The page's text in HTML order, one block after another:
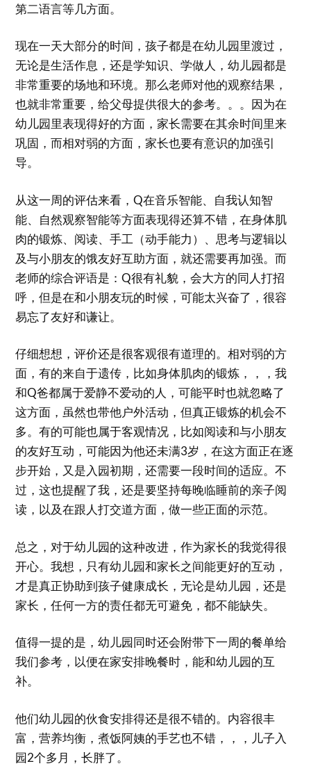
第二语言等几方面。
现在一天大部分的时间，孩子都是在幼儿园里渡过，
无论是生活作息，还是学知识、学做人，幼儿园都是
非常重要的场地和环境。那么老师对他的观察结果，
也就非常重要，给父母提供很大的参考。。。因为在
幼儿园里表现得好的方面，家长需要在其余时间里来
巩固，而相对弱的方面，家长也要有意识的加强引
导。
从这一周的评估来看，Q在音乐智能、自我认知智
能、自然观察智能等方面表现得还算不错，在身体肌
肉的锻炼、阅读、手工（动手能力）、思考与逻辑以
及与小朋友的饿友好互助方面，就还需要再加强。而
老师的综合评语是：Q很有礼貌，会大方的同人打招
呼，但是在和小朋友玩的时候，可能太兴奋了，很容
易忘了友好和谦让。
仔细想想，评价还是很客观很有道理的。相对弱的方
面，有的来自于遗传，比如身体肌肉的锻炼，，，我
和Q爸都属于爱静不爱动的人，可能平时也就忽略了
这方面，虽然也带他户外活动，但真正锻炼的机会不
多。有的可能也属于客观情况，比如阅读和与小朋友
的友好互动，可能因为他还未满3岁，在这方面正在逐
步开始，又是入园初期，还需要一段时间的适应。不
过，这也提醒了我，还是要坚持每晚临睡前的亲子阅
读，以及在跟人打交道方面，做一些正面的示范。
总之，对于幼儿园的这种改进，作为家长的我觉得很
开心。我想，只有幼儿园和家长之间能更好的互动，
才是真正协助到孩子健康成长，无论是幼儿园，还是
家长，任何一方的责任都无可避免，都不能缺失。
值得一提的是，幼儿园同时还会附带下一周的餐单给
我们参考，以便在家安排晚餐时，能和幼儿园的互
补。
他们幼儿园的伙食安排得还是很不错的。内容很丰
富，营养均衡，煮饭阿姨的手艺也不错，，，儿子入
园2个多月，长胖了。